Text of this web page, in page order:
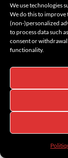
We use technologies
We do this to improve
(non-)personalized
to process data such
consent or withdrawal
functionality.
Après une
retrouver